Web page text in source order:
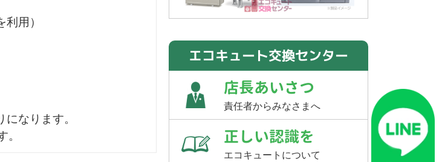
用）
なります。
エコキュート交換センター
店長あいさつ
責任者からみなさまへ
正しい認識を
エコキュートについて